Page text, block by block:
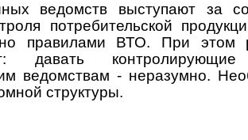
ведомств выступают за
потребительской
правилами ВТО. При этом
давать
ведомствам - неразумно.
структуры.